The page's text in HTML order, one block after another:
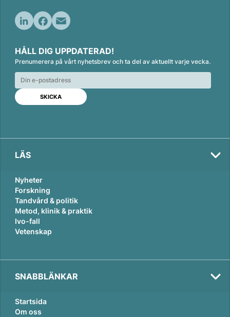
n
k
e
d
n
c
e
b
o
o
k
a
i
l
HÅLL DIG UPPDATERAD!
Prenumerera på vårt nyhetsbrev och ta del av aktuellt varje vecka.
LÄS
Nyheter
Forskning
Tandvård & politik
Metod, klinik & praktik
Ivo-fall
Vetenskap
SNABBLÄNKAR
Startsida
Om oss